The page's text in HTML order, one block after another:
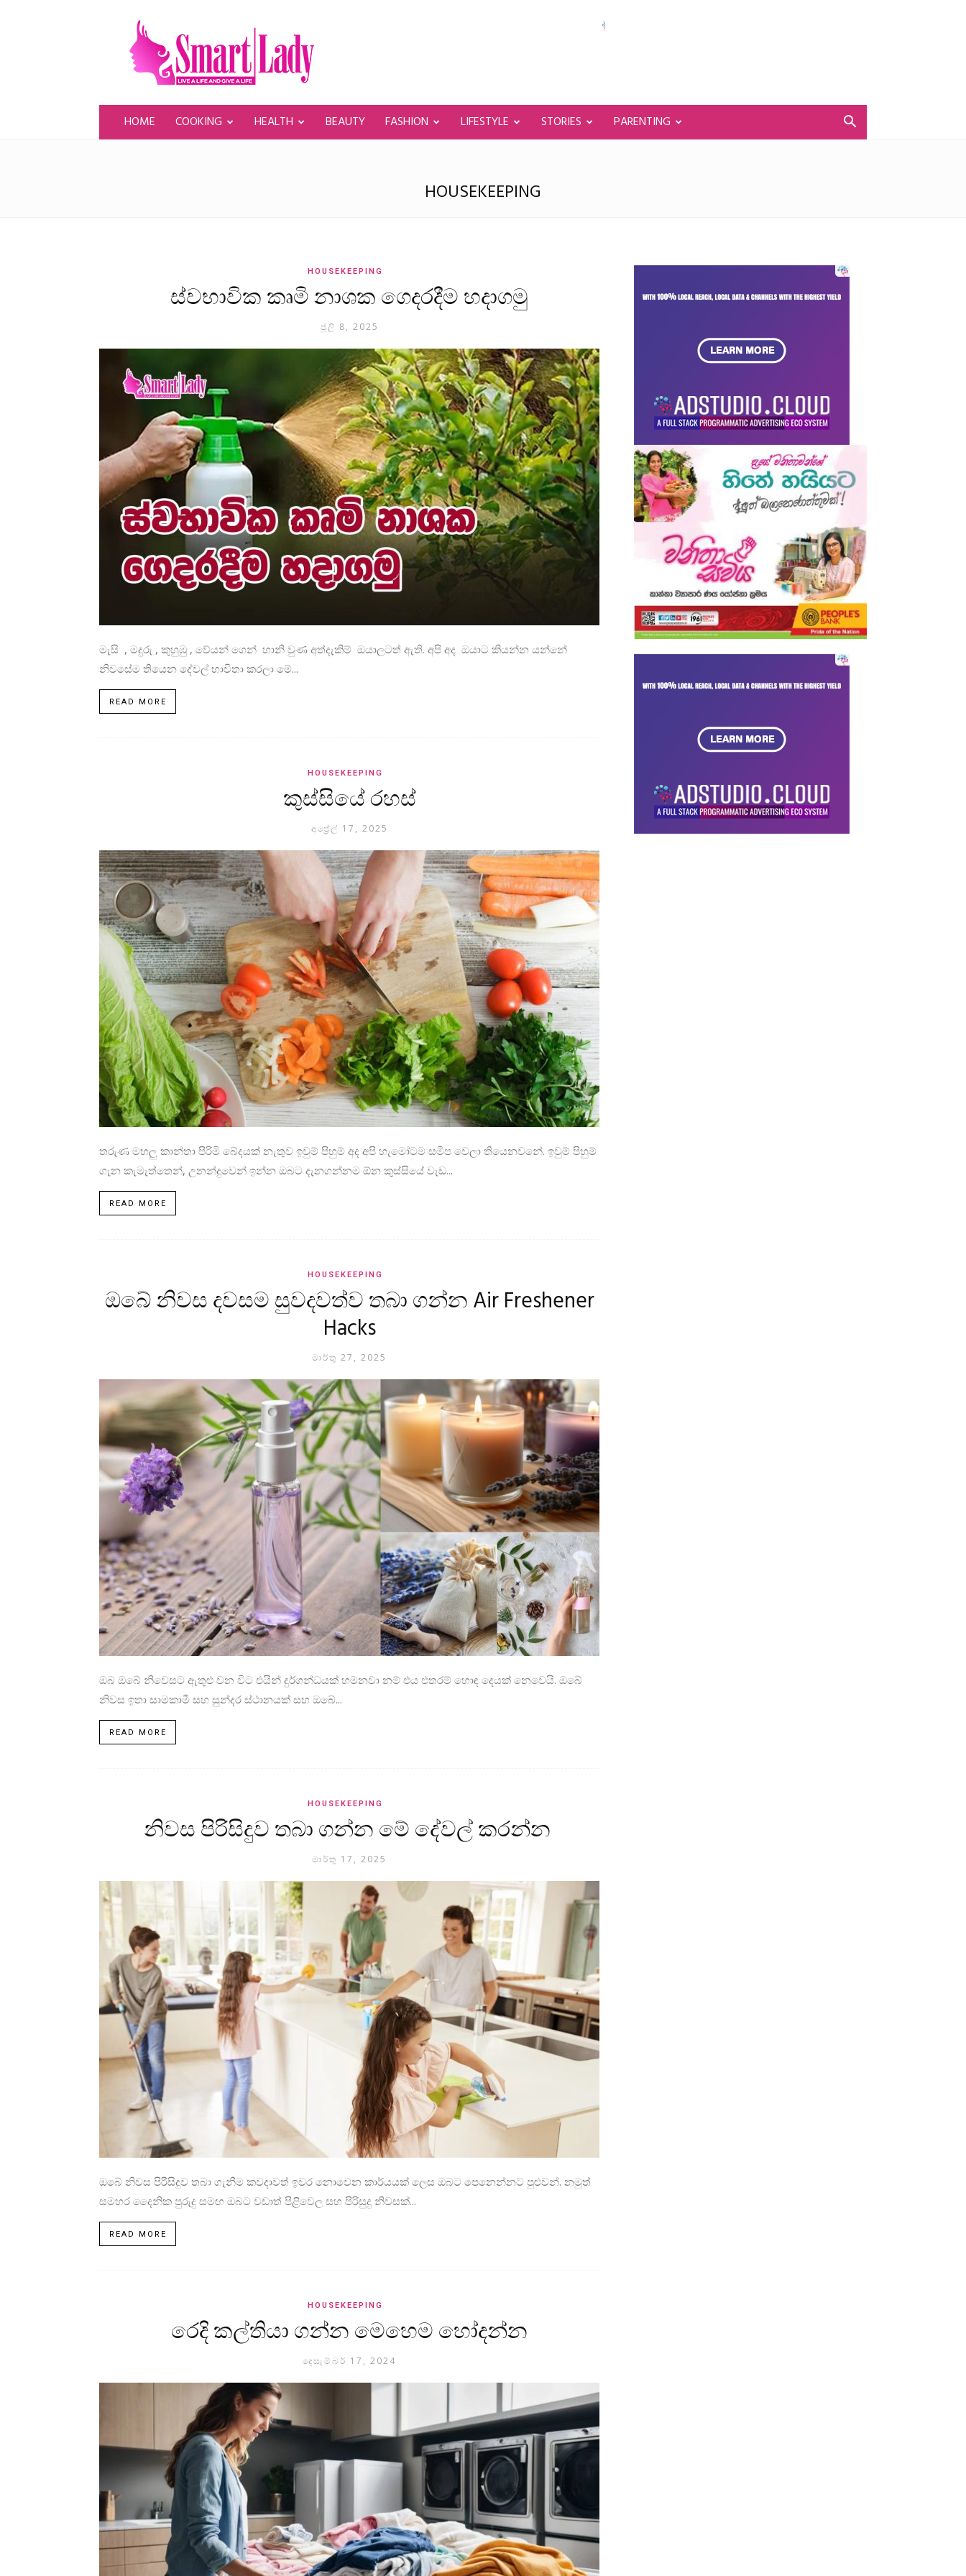
SmartLady
HOME COOKING HEALTH BEAUTY FASHION LIFESTYLE STORIES PARENTING
HOUSEKEEPING
HOUSEKEEPING
ස්වභාවික කෘමි නාශක ගෙදරදීම හදාගමු
ජූලි 8, 2025
මැසි , මදුරු , කුහුඹු , වේයන් ගෙන් හානි වුණ අත්දැකිම් ඔයාලටත් ඇති. අපි අද ඔයාට කියන්න යන්නේ
නිවසේම තියෙන දේවල් භාවිතා කරලා මේ...
READ MORE
HOUSEKEEPING
කුස්සියේ රහස්
අප්‍රේල් 17, 2025
තරුණ මහලු කාන්තා පිරිමි බේදයක් නැතුව ඉවුම් පිහුම් අද අපි හැමෝටම සමීප වෙලා තියෙනවනේ. ඉවුම් පිහුම්
ගැන කැමැත්තෙන්, උනන්දුවෙන් ඉන්න ඔබට දැනගන්නම ඕන කුස්සියේ වැඩ...
READ MORE
HOUSEKEEPING
ඔබේ නිවස දවසම සුවදවත්ව තබා ගන්න Air Freshener
Hacks
මාර්තු 27, 2025
ඔබ ඔබේ නිවෙසට ඇතුළු වන විට එයින් දුර්ගන්ධයක් හමනවා නම් එය එතරම් හොඳ දෙයක් නෙවෙයි. ඔබේ
නිවස ඉතා සාමකාමී සහ සුන්දර ස්ථානයක් සහ ඔබේ...
READ MORE
HOUSEKEEPING
නිවස පිරිසිදුව තබා ගන්න මේ දේවල් කරන්න
මාර්තු 17, 2025
ඔබේ නිවස පිරිසිදුව තබා ගැනීම කවදාවත් ඉවර නොවෙන කාර්යයක් ලෙස ඔබට පෙනෙන්නට පුළුවන්. නමුත්
සමහර දෛනික පුරුදු සමඟ ඔබට වඩාත් පිළිවෙල සහ පිරිසුදු නිවසක්...
READ MORE
HOUSEKEEPING
රෙදි කල්තියා ගන්න මෙහෙම හෝදන්න
දෙසැම්බර් 17, 2024